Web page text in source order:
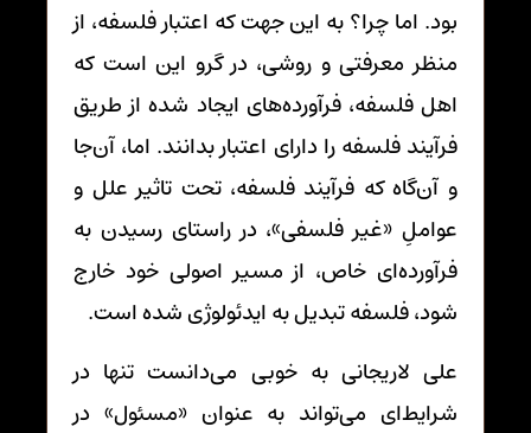
بود. اما چرا؟ به این جهت که اعتبار فلسفه، از
منظر معرفتی و روشی، در گرو این است که
اهل فلسفه، فرآورده‌های ایجاد شده از طریق
فرآیند فلسفه را دارای اعتبار بدانند. اما، آن‌جا
و آن‌گاه که فرآیند فلسفه، تحت تاثیر علل و
عواملِ «غیر فلسفی»، در راستای رسیدن به
فرآورده‌ای خاص، از مسیر اصولی خود خارج
شود، فلسفه تبدیل به ایدئولوژی شده است.
علی لاریجانی به خوبی می‌دانست تنها در
شرایط‌ای می‌تواند به عنوان «مسئول» در